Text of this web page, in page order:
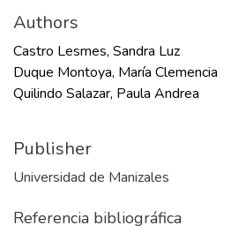
Authors
Castro Lesmes, Sandra Luz
Duque Montoya, María Clemencia
Quilindo Salazar, Paula Andrea
Publisher
Universidad de Manizales
Referencia bibliográfica